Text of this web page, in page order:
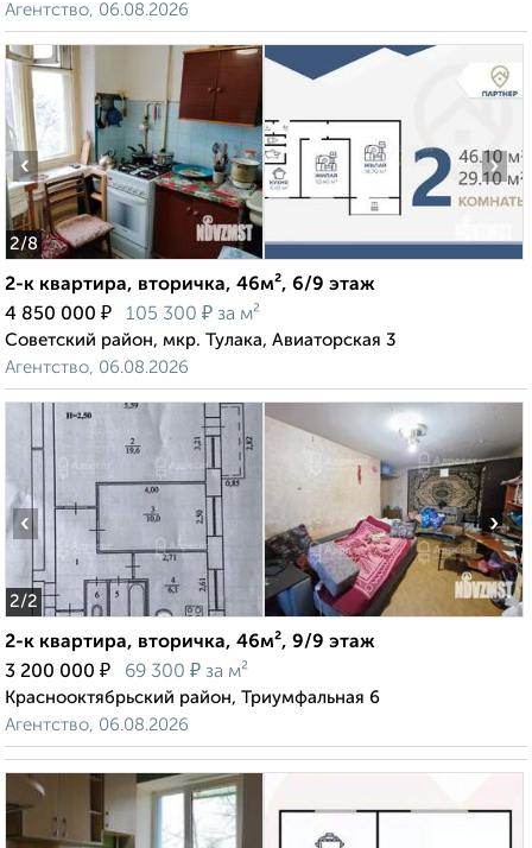
Агентство, 06.08.2026
2/8
‹ ›
2-к квартира, вторичка, 46м², 6/9 этаж
4 850 000 ₽ 105 300 ₽ за м²
Советский район, мкр. Тулака, Авиаторская 3
Агентство, 06.08.2026
2/2
‹ ›
2-к квартира, вторичка, 46м², 9/9 этаж
3 200 000 ₽ 69 300 ₽ за м²
Краснооктябрьский район, Триумфальная 6
Агентство, 06.08.2026